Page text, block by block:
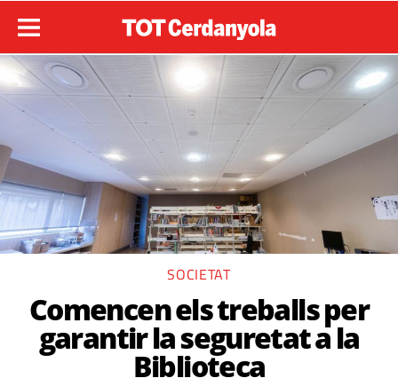
SOCIETAT
Comencen els treballs per
garantir la seguretat a la
Biblioteca